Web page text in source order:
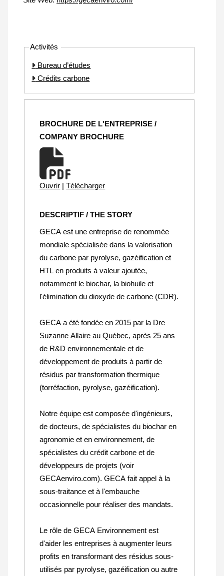
Activités
Bureau d’études
Crédits carbone
BROCHURE DE L'ENTREPRISE /
COMPANY BROCHURE
Ouvrir | Télécharger
DESCRIPTIF / THE STORY
GECA est une entreprise de renommée
mondiale spécialisée dans la valorisation
du carbone par pyrolyse, gazéification et
HTL en produits à valeur ajoutée,
notamment le biochar, la biohuile et
l'élimination du dioxyde de carbone (CDR).
GECA a été fondée en 2015 par la Dre
Suzanne Allaire au Québec, après 25 ans
de R&D environnementale et de
développement de produits à partir de
résidus par transformation thermique
(torréfaction, pyrolyse, gazéification).
Notre équipe est composée d'ingénieurs,
de docteurs, de spécialistes du biochar en
agronomie et en environnement, de
spécialistes du crédit carbone et de
développeurs de projets (voir
GECAenviro.com). GECA fait appel à la
sous-traitance et à l'embauche
occasionnelle pour réaliser des mandats.
Le rôle de GECA Environnement est
d'aider les entreprises à augmenter leurs
profits en transformant des résidus sous-
utilisés par pyrolyse, gazéification ou autre